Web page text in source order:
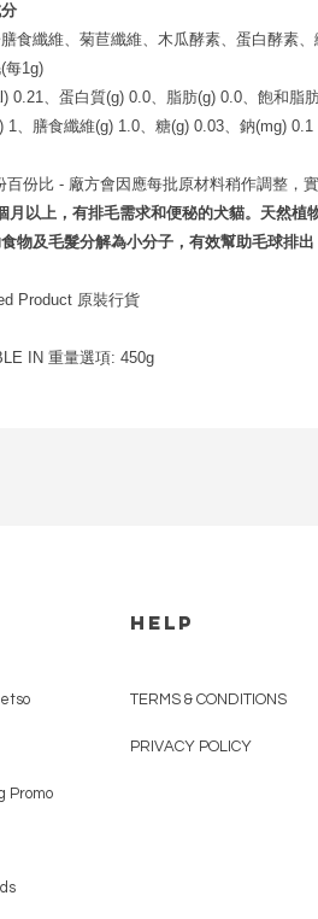
食纖維、菊苣纖維、木瓜酵素、蛋白酵素
每1g)
0.21、蛋白質(g) 0.0、脂肪(g) 0.0、飽和脂
1、膳食纖維(g) 1.0、糖(g) 0.03、鈉(mg) 0.1
百份比 - 廠方會因應每批原材料稍作調整，
月以上，有排毛需求和便秘的犬貓。天然植
物及毛髮分解為小分子，有效幫助毛球排出
Product 原裝行貨
IN 重量選項: 450g
Promo
HELP
TERMS & CONDITIONS
PRIVACY POLICY